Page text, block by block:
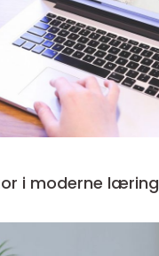
i moderne læring